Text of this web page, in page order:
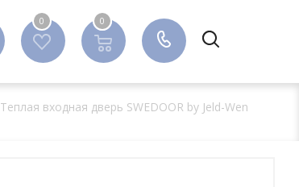
0 0
0
Теплая входная дверь SWEDOOR by Jeld-Wen